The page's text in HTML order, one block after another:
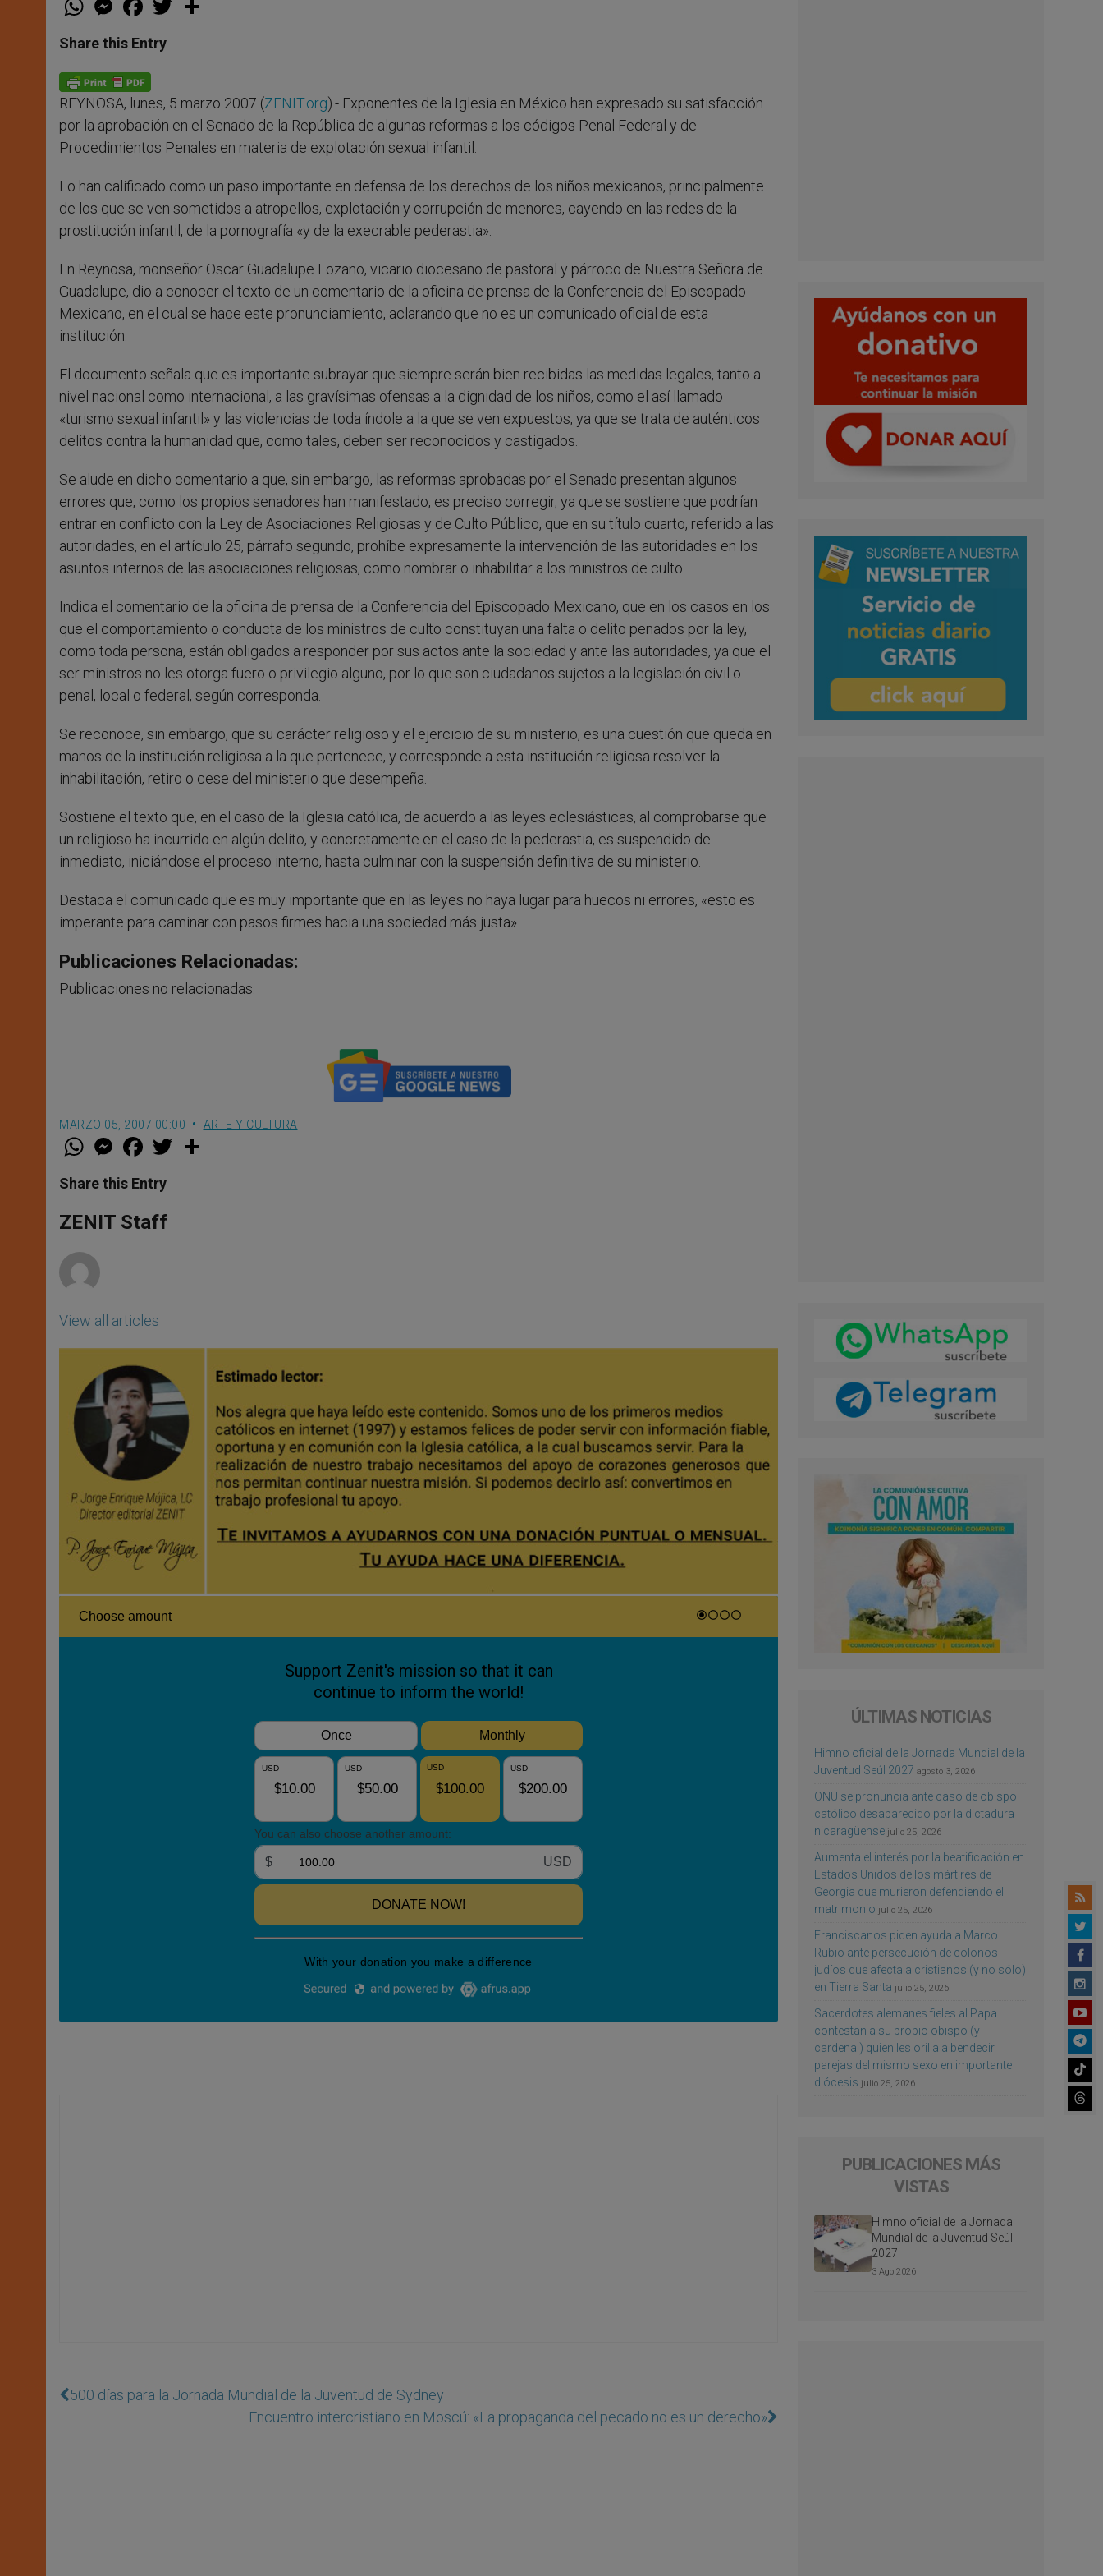
t
s
p
p
e
s
e
g
e
r
a
e
b
o
k
w
Share this Entry
REYNOSA, lunes, 5 marzo 2007 (ZENIT.org).- Exponentes de la Iglesia en México han expresado su satisfacción
por la aprobación en el Senado de la República de algunas reformas a los códigos Penal Federal y de
Procedimientos Penales en materia de explotación sexual infantil.
Lo han calificado como un paso importante en defensa de los derechos de los niños mexicanos, principalmente
de los que se ven sometidos a atropellos, explotación y corrupción de menores, cayendo en las redes de la
prostitución infantil, de la pornografía «y de la execrable pederastia».
En Reynosa, monseñor Oscar Guadalupe Lozano, vicario diocesano de pastoral y párroco de Nuestra Señora de
Guadalupe, dio a conocer el texto de un comentario de la oficina de prensa de la Conferencia del Episcopado
Mexicano, en el cual se hace este pronunciamiento, aclarando que no es un comunicado oficial de esta
institución.
El documento señala que es importante subrayar que siempre serán bien recibidas las medidas legales, tanto a
nivel nacional como internacional, a las gravísimas ofensas a la dignidad de los niños, como el así llamado
«turismo sexual infantil» y las violencias de toda índole a la que se ven expuestos, ya que se trata de auténticos
delitos contra la humanidad que, como tales, deben ser reconocidos y castigados.
Se alude en dicho comentario a que, sin embargo, las reformas aprobadas por el Senado presentan algunos
errores que, como los propios senadores han manifestado, es preciso corregir, ya que se sostiene que podrían
entrar en conflicto con la Ley de Asociaciones Religiosas y de Culto Público, que en su título cuarto, referido a las
autoridades, en el artículo 25, párrafo segundo, prohíbe expresamente la intervención de las autoridades en los
asuntos internos de las asociaciones religiosas, como nombrar o inhabilitar a los ministros de culto.
Indica el comentario de la oficina de prensa de la Conferencia del Episcopado Mexicano, que en los casos en los
que el comportamiento o conducta de los ministros de culto constituyan una falta o delito penados por la ley,
como toda persona, están obligados a responder por sus actos ante la sociedad y ante las autoridades, ya que el
ser ministros no les otorga fuero o privilegio alguno, por lo que son ciudadanos sujetos a la legislación civil o
penal, local o federal, según corresponda.
Se reconoce, sin embargo, que su carácter religioso y el ejercicio de su ministerio, es una cuestión que queda en
manos de la institución religiosa a la que pertenece, y corresponde a esta institución religiosa resolver la
inhabilitación, retiro o cese del ministerio que desempeña.
Sostiene el texto que, en el caso de la Iglesia católica, de acuerdo a las leyes eclesiásticas, al comprobarse que
un religioso ha incurrido en algún delito, y concretamente en el caso de la pederastia, es suspendido de
inmediato, iniciándose el proceso interno, hasta culminar con la suspensión definitiva de su ministerio.
Destaca el comunicado que es muy importante que en las leyes no haya lugar para huecos ni errores, «esto es
imperante para caminar con pasos firmes hacia una sociedad más justa».
Publicaciones Relacionadas:
Publicaciones no relacionadas.
MARZO 05, 2007 00:00 ARTE Y CULTURA
W
t
s
p
p
M
e
s
e
g
e
F
a
e
b
o
k
w
Share this Entry
ZENIT Staff
View all articles
500 días para la Jornada Mundial de la Juventud de Sydney
Encuentro intercristiano en Moscú: «La propaganda del pecado no es un derecho»
ÚLTIMAS NOTICIAS
Himno oficial de la Jornada Mundial de la
Juventud Seúl 2027 agosto 3, 2026
ONU se pronuncia ante caso de obispo
católico desaparecido por la dictadura
nicaragüense julio 25, 2026
Aumenta el interés por la beatificación en
Estados Unidos de los mártires de
Georgia que murieron defendiendo el
matrimonio julio 25, 2026
Franciscanos piden ayuda a Marco
Rubio ante persecución de colonos
judíos que afecta a cristianos (y no sólo)
en Tierra Santa julio 25, 2026
Sacerdotes alemanes fieles al Papa
contestan a su propio obispo (y
cardenal) quien les orilla a bendecir
parejas del mismo sexo en importante
diócesis julio 25, 2026
PUBLICACIONES MÁS
VISTAS
Himno oficial de la Jornada
Mundial de la Juventud Seúl
2027
3 Ago 2026